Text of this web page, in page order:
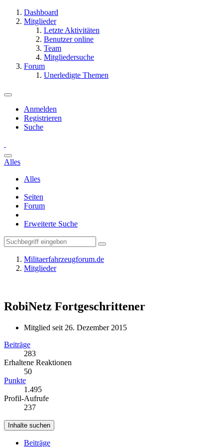
Dashboard
Mitglieder
Letzte Aktivitäten
Benutzer online
Team
Mitgliedersuche
Forum
Unerledigte Themen
Anmelden
Registrieren
Suche
Alles
Alles
Seiten
Forum
Erweiterte Suche
Militaerfahrzeugforum.de
Mitglieder
RobiNetz Fortgeschrittener
Mitglied seit 26. Dezember 2015
Beiträge
283
Erhaltene Reaktionen
50
Punkte
1.495
Profil-Aufrufe
237
Inhalte suchen
Beiträge